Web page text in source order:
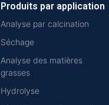
Produits par application
Analyse par calcination
Séchage
Analyse des matières
grasses
Hydrolyse